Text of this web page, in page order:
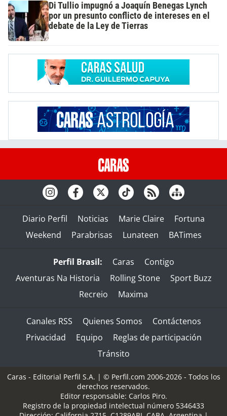
Di Tullio impugnó a Joaquín Benegas Lynch
por un presunto conflicto de intereses en el
debate de la Ley de Tierras
Diario Perfil Noticias Marie Claire
Fortuna
Weekend
Parabrisas Lunateen BATimes
Perfil Brasil: Caras
Contigo
Aventuras Na Historia
Rolling Stone
Sport Buzz
Recreio
Maxima
Canales RSS Quienes Somos
Contáctenos
Privacidad
Equipo
Reglas de participación
Tránsito
Caras - Editorial Perfil S.A. | © Perfil.com 2006-2026 - Todos los
derechos reservados.
Editor responsable: Carlos Piro.
Registro de la propiedad intelectual número 5346433